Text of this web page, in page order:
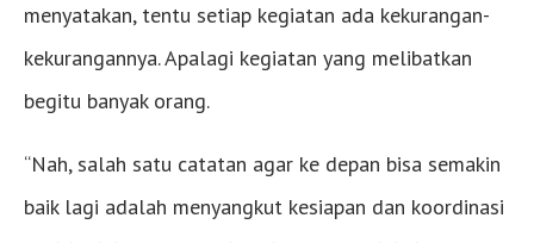
menyatakan, tentu setiap kegiatan ada kekurangan-
kekurangannya. Apalagi kegiatan yang melibatkan
begitu banyak orang.
“Nah, salah satu catatan agar ke depan bisa semakin
baik lagi adalah menyangkut kesiapan dan koordinasi